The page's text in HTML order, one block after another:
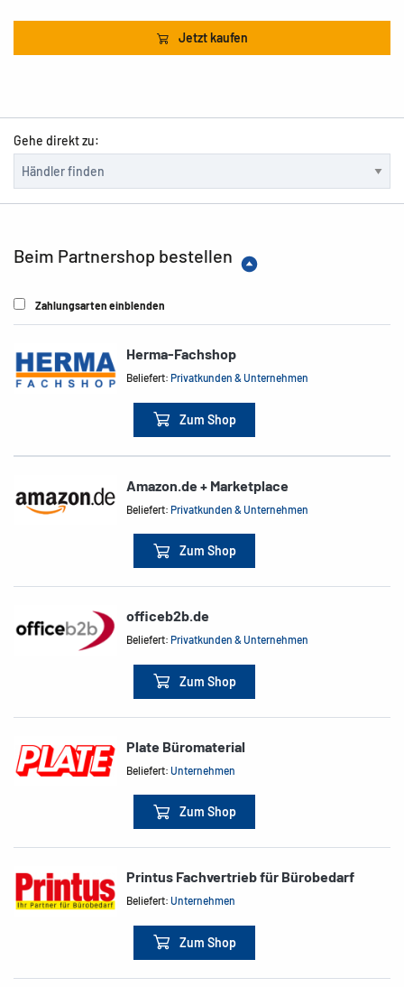
Jetzt kaufen
Gehe direkt zu:
Beim Partnershop bestellen
Zahlungsarten einblenden
Herma-Fachshop
Beliefert:Privatkunden & Unternehmen
Zum Shop
Amazon.de + Marketplace
Beliefert:Privatkunden & Unternehmen
Zum Shop
officeb2b.de
Beliefert:Privatkunden & Unternehmen
Zum Shop
Plate Büromaterial
Beliefert:Unternehmen
Zum Shop
Printus Fachvertrieb für Bürobedarf
Beliefert:Unternehmen
Zum Shop